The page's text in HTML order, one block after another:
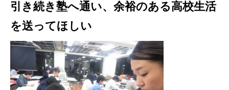
引き続き塾へ通い、余裕のある高校生活
を送ってほしい